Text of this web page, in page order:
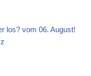
los? vom 06. August!